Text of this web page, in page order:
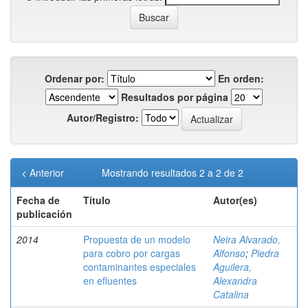
Ordenar por:
En orden:
Resultados por página
Autor/Registro:
Mostrando resultados 2 a 2 de 2
< Anterior
Fecha de
publicación
Título Autor(es)
2014
Propuesta de un modelo
para cobro por cargas
contaminantes especiales
en efluentes
Neira Alvarado,
Alfonso; Piedra
Aguilera,
Alexandra
Catalina